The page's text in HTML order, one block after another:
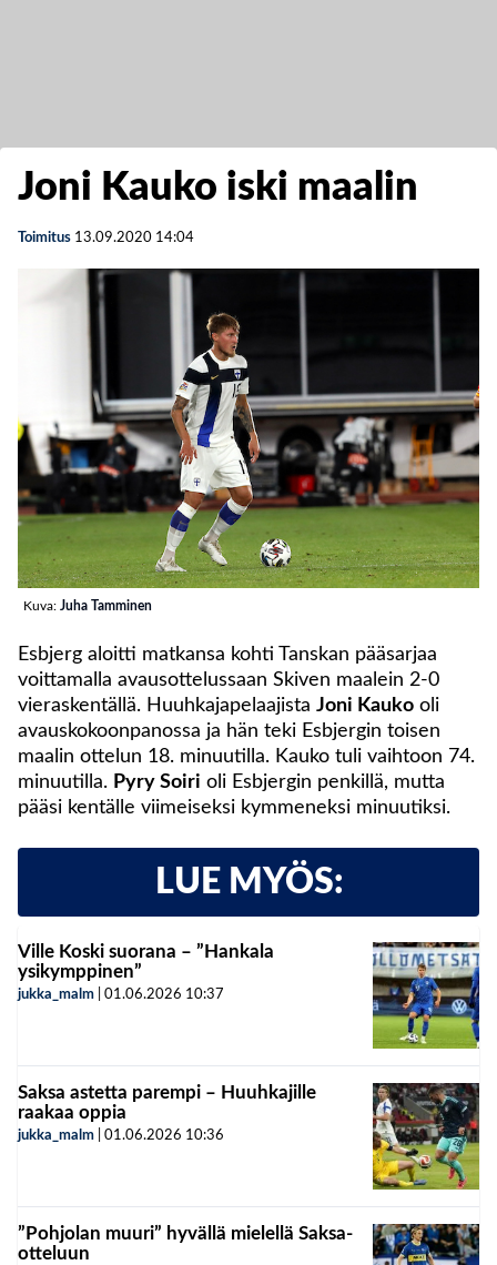
Joni Kauko iski maalin
Toimitus 13.09.2020 14:04
Kuva: Juha Tamminen
Esbjerg aloitti matkansa kohti Tanskan pääsarjaa
voittamalla avausottelussaan Skiven maalein 2-0
vieraskentällä. Huuhkajapelaajista Joni Kauko oli
avauskokoonpanossa ja hän teki Esbjergin toisen
maalin ottelun 18. minuutilla. Kauko tuli vaihtoon 74.
minuutilla. Pyry Soiri oli Esbjergin penkillä, mutta
pääsi kentälle viimeiseksi kymmeneksi minuutiksi.
LUE MYÖS:
Ville Koski suorana – ”Hankala
ysikymppinen”
jukka_malm 01.06.2026 10:37
Saksa astetta parempi – Huuhkajille
raakaa oppia
jukka_malm 01.06.2026 10:36
”Pohjolan muuri” hyvällä mielellä Saksa-
otteluun